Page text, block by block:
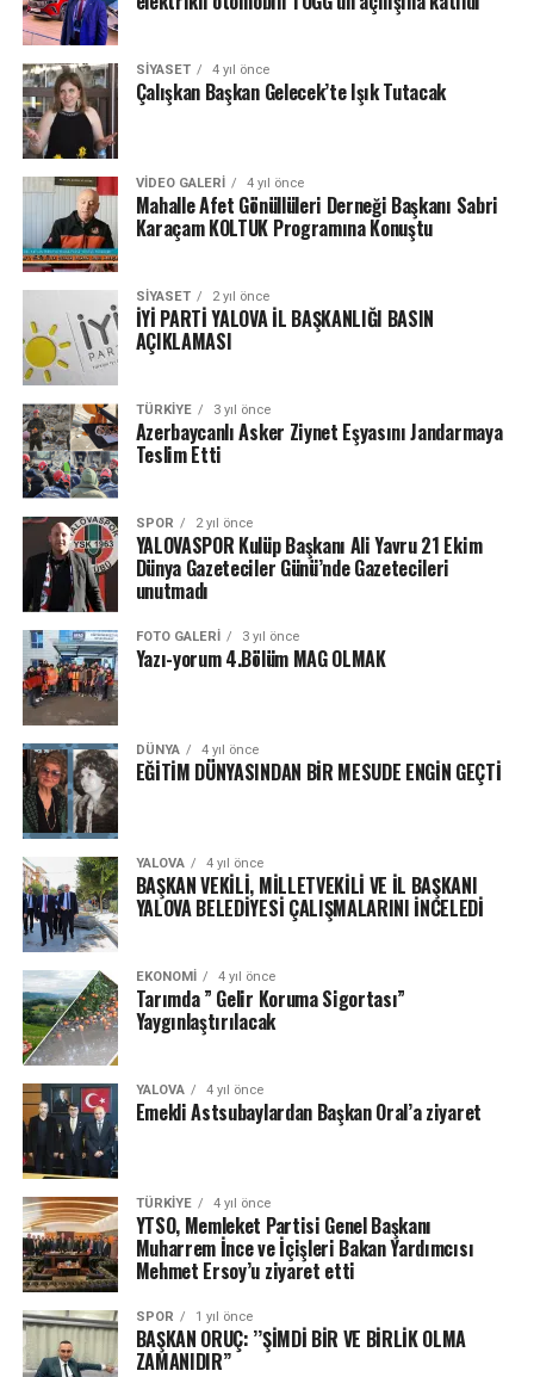
SIYASET 4 yıl önce
Çalışkan Başkan Gelecek’te Işık Tutacak
VIDEO GALERI 4 yıl önce
Mahalle Afet Gönüllüleri Derneği Başkanı Sabri
Karaçam KOLTUK Programına Konuştu
SIYASET 2 yıl önce
İYİ PARTİ YALOVA İL BAŞKANLIĞI BASIN
AÇIKLAMASI
TÜRKIYE 3 yıl önce
Azerbaycanlı Asker Ziynet Eşyasını Jandarmaya
Teslim Etti
SPOR 2 yıl önce
YALOVASPOR Kulüp Başkanı Ali Yavru 21 Ekim
Dünya Gazeteciler Günü’nde Gazetecileri
unutmadı
FOTO GALERI 3 yıl önce
Yazı-yorum 4.Bölüm MAG OLMAK
DÜNYA 4 yıl önce
EĞİTİM DÜNYASINDAN BİR MESUDE ENGİN GEÇTİ
YALOVA 4 yıl önce
BAŞKAN VEKİLİ, MİLLETVEKİLİ VE İL BAŞKANI
YALOVA BELEDİYESİ ÇALIŞMALARINI İNCELEDİ
EKONOMI 4 yıl önce
Tarımda ” Gelir Koruma Sigortası”
Yaygınlaştırılacak
YALOVA 4 yıl önce
Emekli Astsubaylardan Başkan Oral’a ziyaret
TÜRKIYE 4 yıl önce
YTSO, Memleket Partisi Genel Başkanı
Muharrem İnce ve İçişleri Bakan Yardımcısı
Mehmet Ersoy’u ziyaret etti
SPOR 1 yıl önce
BAŞKAN ORUÇ: ’’ŞİMDİ BİR VE BİRLİK OLMA
ZAMANIDIR’’